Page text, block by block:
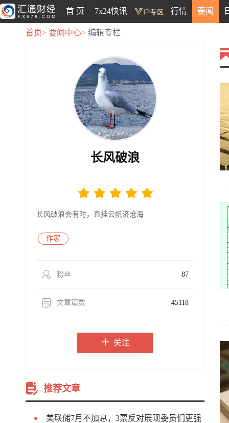
首 页 7x24快讯 行情 要闻
首页> 要闻中心> 编辑专栏
长风破浪
长风破浪会有时，直挂云帆济沧海
作家
粉丝 87
文章篇数 45118
关注
推荐文章
美联储7月不加息，3票反对展现委员们更强